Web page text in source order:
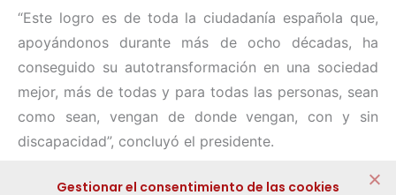
“Este logro es de toda la ciudadanía española que,
apoyándonos durante más de ocho décadas, ha
conseguido su autotransformación en una sociedad
mejor, más de todas y para todas las personas, sean
como sean, vengan de donde vengan, con y sin
discapacidad”, concluyó el presidente.
Gestionar el consentimiento de las cookies